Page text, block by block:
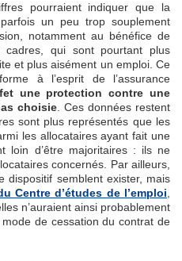
pourraient indiquer que la
un peu trop souplement
notamment au bénéfice de
cadres, qui sont pourtant plus
et plus aisément un emploi. Ce
à l’esprit de l’assurance
une protection contre une
choisie . Ces données restent
sont plus représentés que les
les allocataires ayant fait une
loin d’être majoritaires : ils ne
concernés. Par ailleurs,
dispositif semblent exister, mais
Centre d’études de l’emploi
n’auraient ainsi probablement
de cessation du contrat de